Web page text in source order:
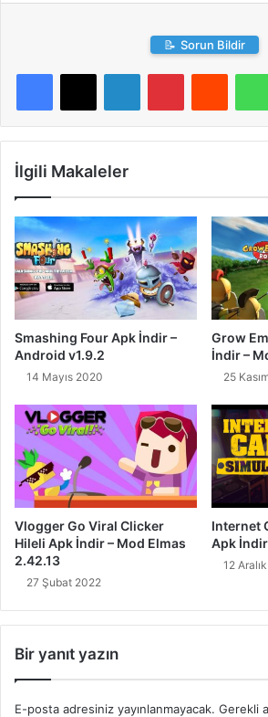
📝 Sorun Bildir
LinkedInPinterestReddit
İlgili Makaleler
Smashing Four Apk İndir –
Android v1.9.2
14 Mayıs 2020
Grow
İndir –
25
Vlogger Go Viral Clicker
Hileli Apk İndir – Mod Elmas
2.42.13
27 Şubat 2022
Internet
Apk İndir
12
Bir yanıt yazın
E-posta adresiniz yayınlanmayacak. Gerekli